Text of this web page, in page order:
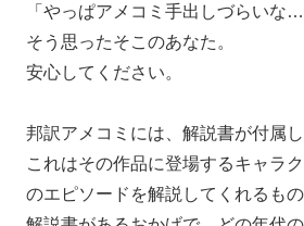
「やっぱアメコミ手出しづらいな…
そう思ったそこのあなた。
安心してください。
邦訳アメコミには、解説書が付属し
これはその作品に登場するキャラ
のエピソードを解説してくれるもの